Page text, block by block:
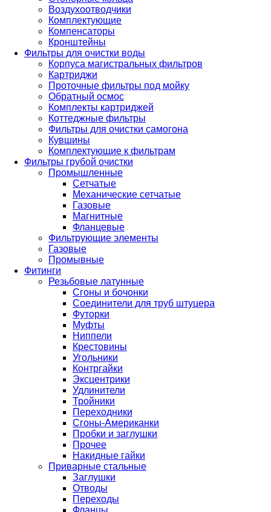
Воздухоотводчики
Комплектующие
Компенсаторы
Кронштейны
Фильтры для очистки воды
Корпуса магистральных фильтров
Картриджи
Проточные фильтры под мойку
Обратный осмос
Комплекты картриджей
Коттеджные фильтры
Фильтры для очистки самогона
Кувшины
Комплектующие к фильтрам
Фильтры грубой очистки
Промышленные
Сетчатые
Механические сетчатые
Газовые
Магнитные
Фланцевые
Фильтрующие элементы
Газовые
Промывные
Фитинги
Резьбовые латунные
Сгоны и бочонки
Соединители для труб штуцера
Футорки
Муфты
Ниппели
Крестовины
Угольники
Контргайки
Эксцентрики
Удлинители
Тройники
Переходники
Сгоны-Американки
Пробки и заглушки
Прочее
Накидные гайки
Приварные стальные
Заглушки
Отводы
Переходы
Фланцы